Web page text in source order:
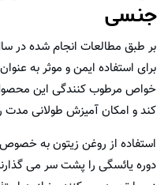
جنسی
برای استفاده ایمن و موثر به
خواص مرطوب کنندگی این محصول
کند و امکان آمیزش طولانی مدت
استفاده از روغن زیتون به خصوص
دوره یائسگی را پشت سر می